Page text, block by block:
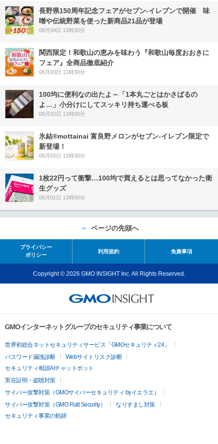
長野県150周年記念フェアがセブン-イレブンで開催 味
噌や伝統野菜を使った新商品21品が登場
08月04日 11時30分
関西限定！和歌山の恵みを味わう『和歌山毎度おおきに
フェア』全商品徹底紹介
08月03日 11時30分
100均に便利なの出たよ～「1本丸ごとはかさばるの
よ…」小分けにしてスッキリ持ち運べる板
08月02日 11時00分
氷結®mottainai 富良野メロンがセブン‐イレブン限定で
新登場！
08月03日 11時30分
1枚22円って衝撃…100均で買えるとは思ってなかった衛
生グッズ
08月01日 11時00分
ページの先頭へ
プライバシー
ポリシー
利用規約 免責事項
Copyright © 2026 GMO INSIGHT Inc. All Rights Reserved.
GMOインターネットグループのセキュリティ事業について
世界初総合ネットセキュリティサービス「GMOセキュリティ24」
パスワード漏洩診断
Webサイトリスク診断
セキュリティ相談AIチャットボット
実在証明・盗聴対策
サイバー攻撃対策（GMOサイバーセキュリティ byイエラエ）
サイバー攻撃対策（GMO Flatt Security）
なりすまし対策
セキュリティ事業の軌跡